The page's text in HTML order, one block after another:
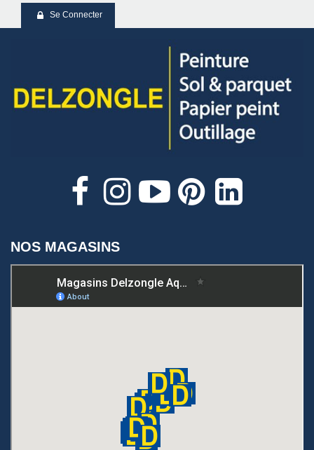
Se Connecter
NOS MAGASINS